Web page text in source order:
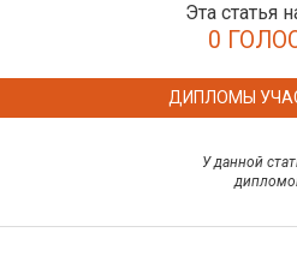
Эта статья
0
ДИПЛОМЫ
У данной